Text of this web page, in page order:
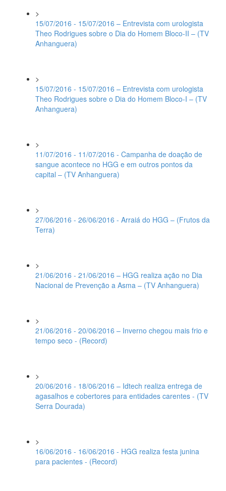
>
15/07/2016 - 15/07/2016 – Entrevista com urologista
Theo Rodrigues sobre o Dia do Homem Bloco-II – (TV
Anhanguera)
>
15/07/2016 - 15/07/2016 – Entrevista com urologista
Theo Rodrigues sobre o Dia do Homem Bloco-I – (TV
Anhanguera)
>
11/07/2016 - 11/07/2016 - Campanha de doação de
sangue acontece no HGG e em outros pontos da
capital – (TV Anhanguera)
>
27/06/2016 - 26/06/2016 - Arraiá do HGG – (Frutos da
Terra)
>
21/06/2016 - 21/06/2016 – HGG realiza ação no Dia
Nacional de Prevenção a Asma – (TV Anhanguera)
>
21/06/2016 - 20/06/2016 – Inverno chegou mais frio e
tempo seco - (Record)
>
20/06/2016 - 18/06/2016 – Idtech realiza entrega de
agasalhos e cobertores para entidades carentes - (TV
Serra Dourada)
>
16/06/2016 - 16/06/2016 - HGG realiza festa junina
para pacientes - (Record)